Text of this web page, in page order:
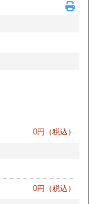
0円（税込）
0円（税込）